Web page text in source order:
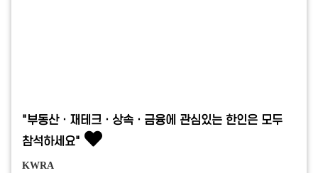
"부동산ㆍ재테크ㆍ상속ㆍ금융에 관심있는 한인은 모두
참석하세요"
KWRA